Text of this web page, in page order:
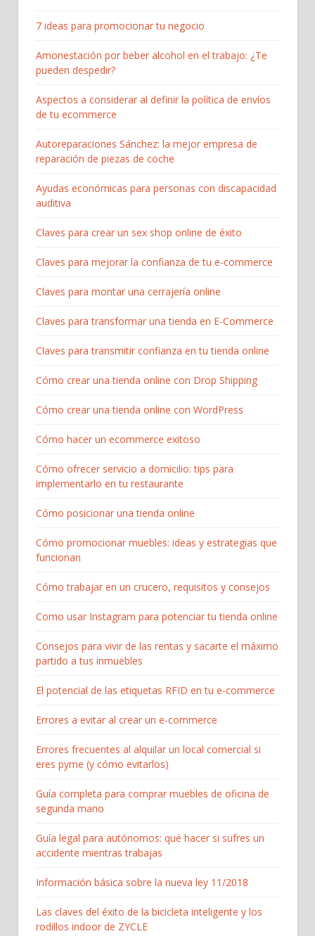
7 ideas para promocionar tu negocio
Amonestación por beber alcohol en el trabajo: ¿Te
pueden despedir?
Aspectos a considerar al definir la política de envíos
de tu ecommerce
Autoreparaciones Sánchez: la mejor empresa de
reparación de piezas de coche
Ayudas económicas para personas con discapacidad
auditiva
Claves para crear un sex shop online de éxito
Claves para mejorar la confianza de tu e-commerce
Claves para montar una cerrajería online
Claves para transformar una tienda en E-Commerce
Claves para transmitir confianza en tu tienda online
Cómo crear una tienda online con Drop Shipping
Cómo crear una tienda online con WordPress
Cómo hacer un ecommerce exitoso
Cómo ofrecer servicio a domicilio: tips para
implementarlo en tu restaurante
Cómo posicionar una tienda online
Cómo promocionar muebles: ideas y estrategias que
funcionan
Cómo trabajar en un crucero, requisitos y consejos
Como usar Instagram para potenciar tu tienda online
Consejos para vivir de las rentas y sacarte el máximo
partido a tus inmuebles
El potencial de las etiquetas RFID en tu e-commerce
Errores a evitar al crear un e-commerce
Errores frecuentes al alquilar un local comercial si
eres pyme (y cómo evitarlos)
Guía completa para comprar muebles de oficina de
segunda mano
Guía legal para autónomos: qué hacer si sufres un
accidente mientras trabajas
Información básica sobre la nueva ley 11/2018
Las claves del éxito de la bicicleta inteligente y los
rodillos indoor de ZYCLE